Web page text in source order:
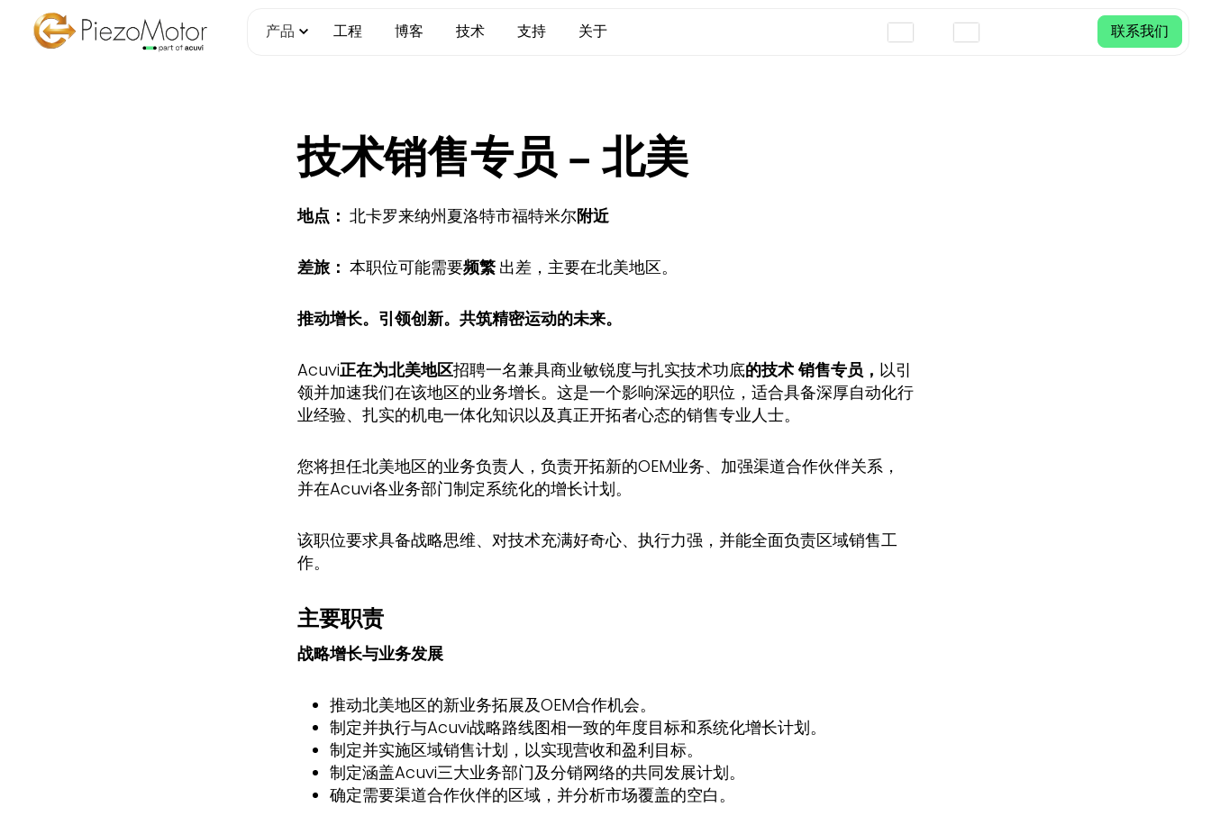
产品 工程 博客 技术 支持 联系我们
关于
技术销售专员 – 北美
地点： 北卡罗来纳州夏洛特市福特米尔附近
差旅： 本职位可能需要频繁 出差，主要在北美地区。
推动增长。引领创新。共筑精密运动的未来。
Acuvi正在为北美地区招聘一名兼具商业敏锐度与扎实技术功底的技术 销售专员， 以引
领并加速我们在该地区的业务增长。这是一个影响深远的职位，适合具备深厚自动化行
业经验、扎实的机电一体化知识以及真正开拓者心态的销售专业人士。
您将担任北美地区的业务负责人，负责开拓新的OEM业务、加强渠道合作伙伴关系，
并在Acuvi各业务部门制定系统化的增长计划。
该职位要求具备战略思维、对技术充满好奇心、执行力强，并能全面负责区域销售工
作。
主要职责
战略增长与业务发展
推动北美地区的新业务拓展及OEM合作机会。
制定并执行与Acuvi战略路线图相一致的年度目标和系统化增长计划。
制定并实施区域销售计划，以实现营收和盈利目标。
制定涵盖Acuvi三大业务部门及分销网络的共同发展计划。
确定需要渠道合作伙伴的区域，并分析市场覆盖的空白。